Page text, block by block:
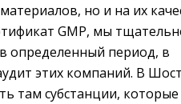
но и на их
GMP, мы
определенный период, в
этих компаний. В
там субстанции, которые